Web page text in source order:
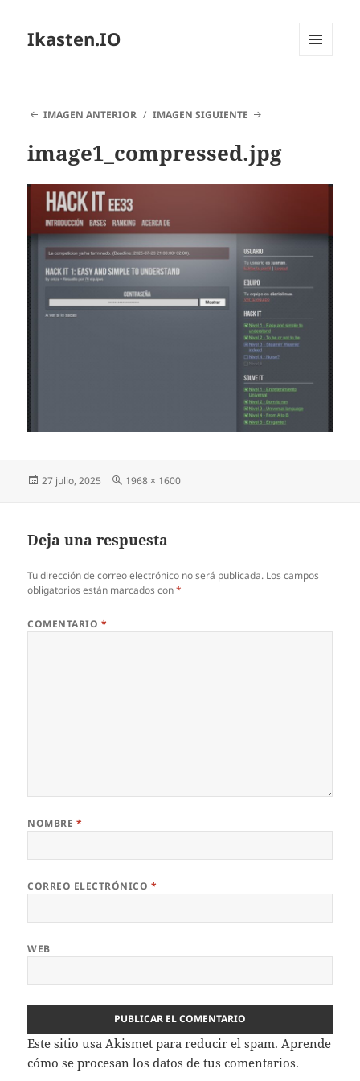
Ikasten.IO
IMAGEN ANTERIOR
IMAGEN SIGUIENTE
image1_compressed.jpg
Publicado
27 julio, 2025
Tamaño
1968 × 1600
Deja una respuesta
Tu dirección de correo electrónico no será publicada. Los campos
obligatorios están marcados con*
COMENTARIO *
NOMBRE *
CORREO ELECTRÓNICO *
WEB
Este sitio usa Akismet para reducir el spam. Aprende
cómo se procesan los datos de tus comentarios.